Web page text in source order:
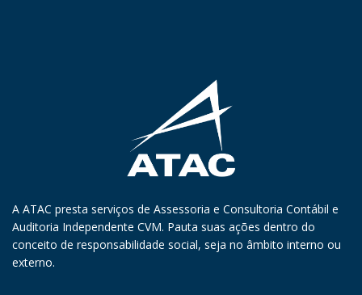
A ATAC presta serviços de Assessoria e Consultoria Contábil e
Auditoria Independente CVM. Pauta suas ações dentro do
conceito de responsabilidade social, seja no âmbito interno ou
externo.